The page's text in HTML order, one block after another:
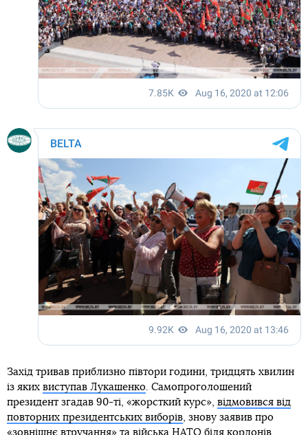
Захід тривав приблизно півтори години, тридцять хвилин
із яких виступав Лукашенко. Самопроголошений
президент згадав 90-ті, «жорсткий курс», відмовився від
повторних президентських виборів, знову заявив про
«зовнішнє втручання» та війська НАТО біля кордонів